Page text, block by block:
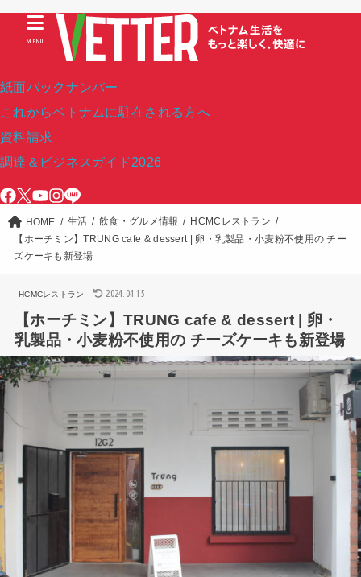
紙面バックナンバー
これからベトナムに駐在される方へ
資料請求
調達＆ビジネスガイド2026
MENU
HOME 生活 飲食・グルメ情報
HCMCレストラン
【ホーチミン】TRUNG cafe & dessert | 卵・乳製品・小麦粉不使用の チー
ズケーキも新登場
HCMCレストラン 2024.04.15
【ホーチミン】TRUNG cafe & dessert | 卵・
乳製品・小麦粉不使用の チーズケーキも新登場